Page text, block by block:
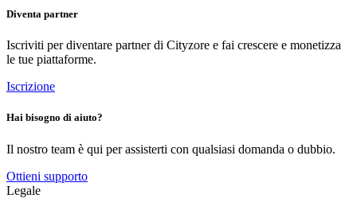
Diventa partner
Iscriviti per diventare partner di Cityzore e fai crescere e monetizza
le tue piattaforme.
Iscrizione
Hai bisogno di aiuto?
Il nostro team è qui per assisterti con qualsiasi domanda o dubbio.
Ottieni supporto
Legale